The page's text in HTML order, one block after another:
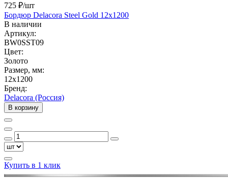
725 ₽/шт
Бордюр Delacora Steel Gold 12x1200
В наличии
Артикул:
BW0SST09
Цвет:
Золото
Размер, мм:
12x1200
Бренд:
Delacora (Россия)
В корзину
Купить в 1 клик